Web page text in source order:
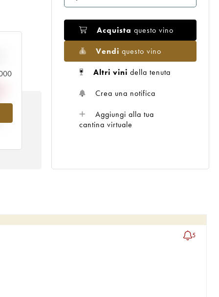
Acquista questo vino
Vendi questo vino
Altri vini della tenuta
Crea una notifica
Aggiungi alla tua
cantina virtuale
5